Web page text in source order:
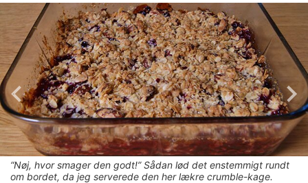
“Nøj, hvor smager den godt!” Sådan lød det enstemmigt rundt
om bordet, da jeg serverede den her lækre crumble-kage.